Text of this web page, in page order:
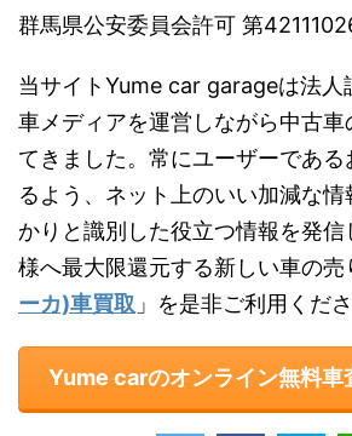
群馬県公安委員会許可 第
当サイトYume car garageは法人
車メディアを運営しながら中古車
てきました。常にユーザーであ
るよう、ネット上のいい加減な
かりと識別した役立つ情報を発
様へ最大限還元する新しい車の売
ーカ)車買取 」を是非ご利用くださ
Yume carのオンライン無料車